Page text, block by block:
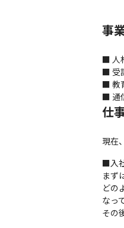
事
■ 人
■ 受
■ 教
■ 通
仕
現在
■入
まず
どの
なっ
その